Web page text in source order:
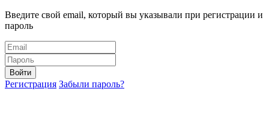
Введите свой email, который вы указывали при регистрации и
пароль
Войти
Регистрация Забыли пароль?